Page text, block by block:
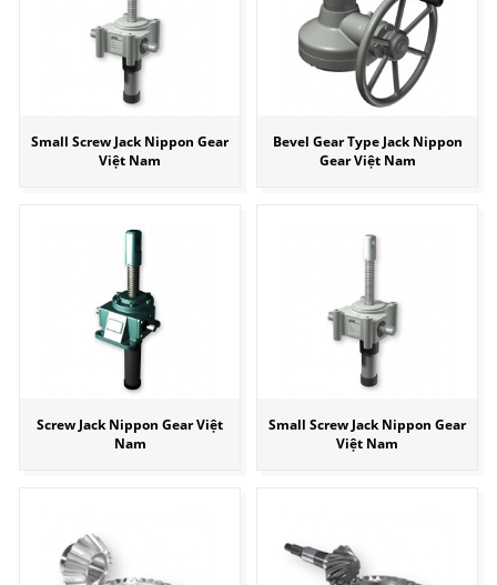
Small Screw Jack Nippon Gear
Việt Nam
Bevel Gear Type Jack Nippon
Gear Việt Nam
Screw Jack Nippon Gear Việt
Nam
Small Screw Jack Nippon Gear
Việt Nam